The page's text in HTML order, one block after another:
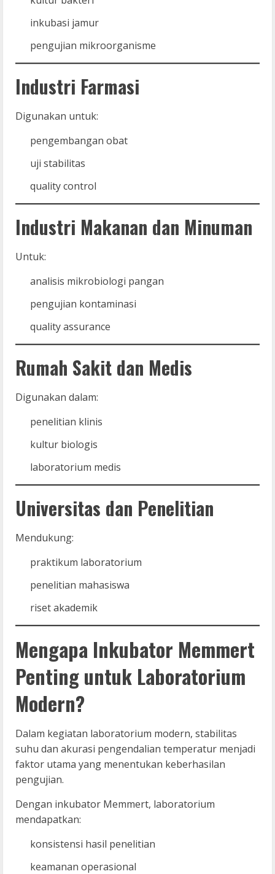
inkubasi jamur
pengujian mikroorganisme
Industri Farmasi
Digunakan untuk:
pengembangan obat
uji stabilitas
quality control
Industri Makanan dan Minuman
Untuk:
analisis mikrobiologi pangan
pengujian kontaminasi
quality assurance
Rumah Sakit dan Medis
Digunakan dalam:
penelitian klinis
kultur biologis
laboratorium medis
Universitas dan Penelitian
Mendukung:
praktikum laboratorium
penelitian mahasiswa
riset akademik
Mengapa Inkubator Memmert
Penting untuk Laboratorium
Modern?
Dalam kegiatan laboratorium modern, stabilitas
suhu dan akurasi pengendalian temperatur menjadi
faktor utama yang menentukan keberhasilan
pengujian.
Dengan inkubator Memmert, laboratorium
mendapatkan:
konsistensi hasil penelitian
keamanan operasional